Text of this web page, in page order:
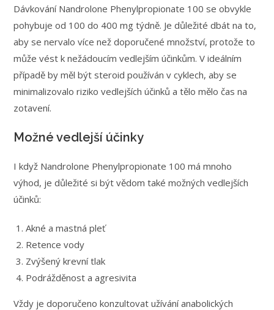
Dávkování Nandrolone Phenylpropionate 100 se obvykle
pohybuje od 100 do 400 mg týdně. Je důležité dbát na to,
aby se nervalo více než doporučené množství, protože to
může vést k nežádoucím vedlejším účinkům. V ideálním
případě by měl být steroid používán v cyklech, aby se
minimalizovalo riziko vedlejších účinků a tělo mělo čas na
zotavení.
Možné vedlejší účinky
I když Nandrolone Phenylpropionate 100 má mnoho
výhod, je důležité si být vědom také možných vedlejších
účinků:
Akné a mastná pleť
Retence vody
Zvýšený krevní tlak
Podrážděnost a agresivita
Vždy je doporučeno konzultovat užívání anabolických